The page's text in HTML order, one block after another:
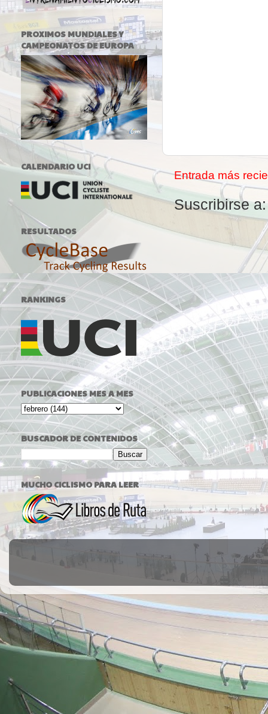
Entrada más
Suscribirse
PROXIMOS MUNDIALES Y
CAMPEONATOS DE EUROPA
CALENDARIO UCI
RESULTADOS
RANKINGS
PUBLICACIONES MES A MES
BUSCADOR DE CONTENIDOS
MUCHO CICLISMO PARA LEER